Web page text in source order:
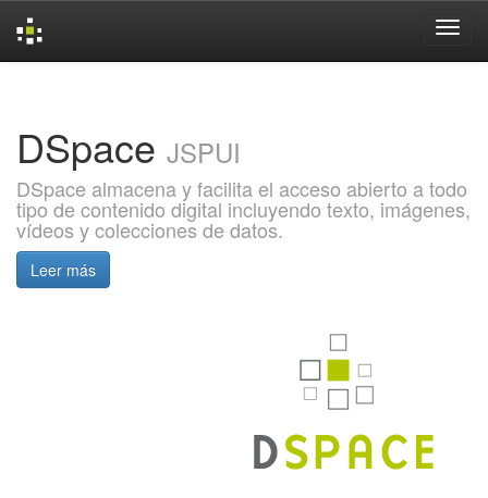
DSpace JSPUI
DSpace almacena y facilita el acceso abierto a todo
tipo de contenido digital incluyendo texto, imágenes,
vídeos y colecciones de datos.
Leer más